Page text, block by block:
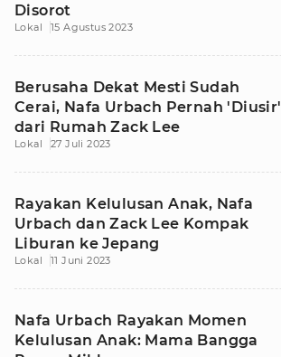
Disorot
Lokal 15 Agustus 2023
Berusaha Dekat Mesti Sudah
Cerai, Nafa Urbach Pernah 'Diusir'
dari Rumah Zack Lee
Lokal 27 Juli 2023
Rayakan Kelulusan Anak, Nafa
Urbach dan Zack Lee Kompak
Liburan ke Jepang
Lokal 11 Juni 2023
Nafa Urbach Rayakan Momen
Kelulusan Anak: Mama Bangga